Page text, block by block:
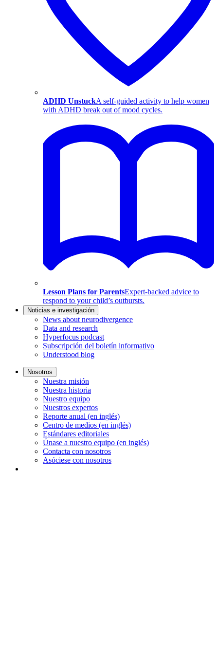
ADHD UnstuckA self-guided activity to help women
with ADHD break out of mood cycles.
Lesson Plans for ParentsExpert-backed advice to
respond to your child’s outbursts.
Noticias e investigación
News about neurodivergence
Data and research
Hyperfocus podcast
Subscripción del boletín informativo
Understood blog
Nosotros
Nuestra misión
Nuestra historia
Nuestro equipo
Nuestros expertos
Reporte anual (en inglés)
Centro de medios (en inglés)
Estándares editoriales
Únase a nuestro equipo (en inglés)
Contacta con nosotros
Asóciese con nosotros